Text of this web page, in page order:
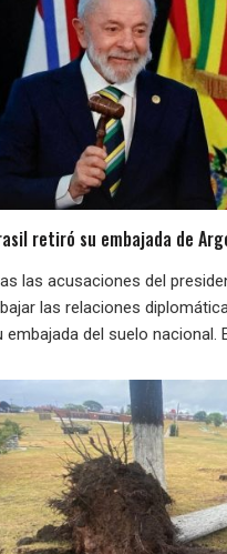
retiró su embajada de
las acusaciones del
las relaciones
embajada del suelo nacional.